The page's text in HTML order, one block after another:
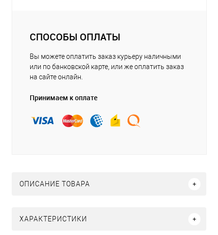
СПОСОБЫ ОПЛАТЫ
Вы можете оплатить заказ курьеру наличными
или по банковской карте, или же оплатить заказ
на сайте онлайн.
Принимаем к оплате
ОПИСАНИЕ ТОВАРА
ХАРАКТЕРИСТИКИ